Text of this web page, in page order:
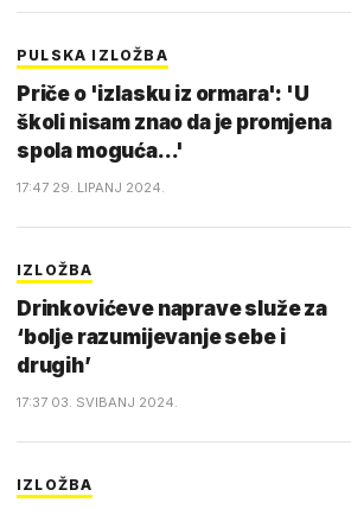
PULSKA IZLOŽBA
Priče o 'izlasku iz ormara': 'U
školi nisam znao da je promjena
spola moguća...'
17:47 29. LIPANJ 2024.
IZLOŽBA
Drinkovićeve naprave služe za
‘bolje razumijevanje sebe i
drugih’
17:37 03. SVIBANJ 2024.
IZLOŽBA